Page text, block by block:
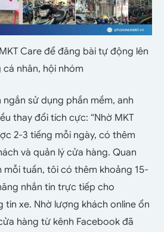
Care để đăng bài tự động lên
nhân, hội nhóm
sử dụng phần mềm, anh
thay đổi tích cực: “Nhờ MKT
2-3 tiếng mỗi ngày, có thêm
và quản lý cửa hàng. Quan
tuần, tôi có thêm khoảng 15-
nhắn tin trực tiếp cho
xe. Nhờ lượng khách online ổn
hàng từ kênh Facebook đã